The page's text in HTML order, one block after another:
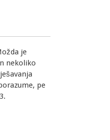
je
nekoliko
pe